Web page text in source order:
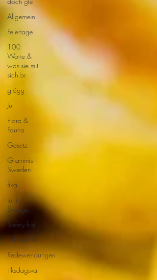
Allgemein
Feiertage
100
Worte &
was sie mit
sich br
glögg
Jul
Flora &
Fauna
Gesetz
Grammis
Sweden
fika
jul i
Sverige
Safety first
julkalender
Redewendungen
riksdagsval